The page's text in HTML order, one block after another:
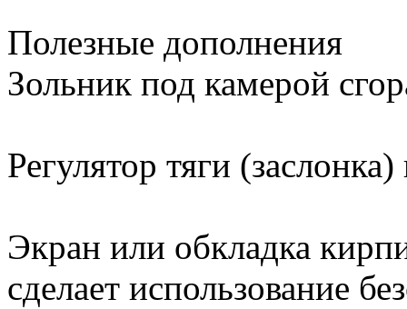
Полезные дополнения
Зольник под камерой
Регулятор тяги
Экран или обкладка
сделает использование